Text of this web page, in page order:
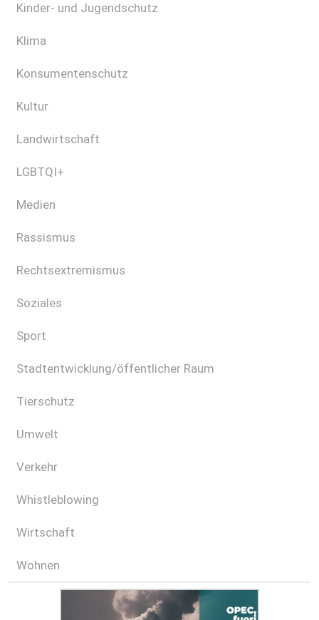
Kinder- und Jugendschutz
Klima
Konsumentenschutz
Kultur
Landwirtschaft
LGBTQI+
Medien
Rassismus
Rechtsextremismus
Soziales
Sport
Stadtentwicklung/öffentlicher Raum
Tierschutz
Umwelt
Verkehr
Whistleblowing
Wirtschaft
Wohnen